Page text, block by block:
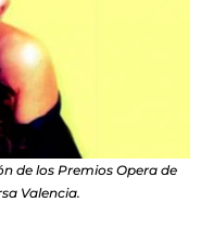
de los Premios Opera de
Valencia.